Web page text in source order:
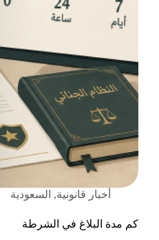
أخبار قانونية, السعودية
كم مدة البلاغ في الشرطة